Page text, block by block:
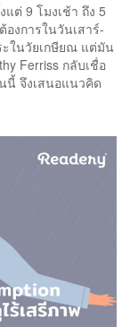
ต่ 9 โมงเช้า ถึง 5
องการในวันเสาร์-
ะในวัยเกษียณ แต่มัน
Ferriss กลับเชื่อ
นี้ จึงเสนอแนวคิด